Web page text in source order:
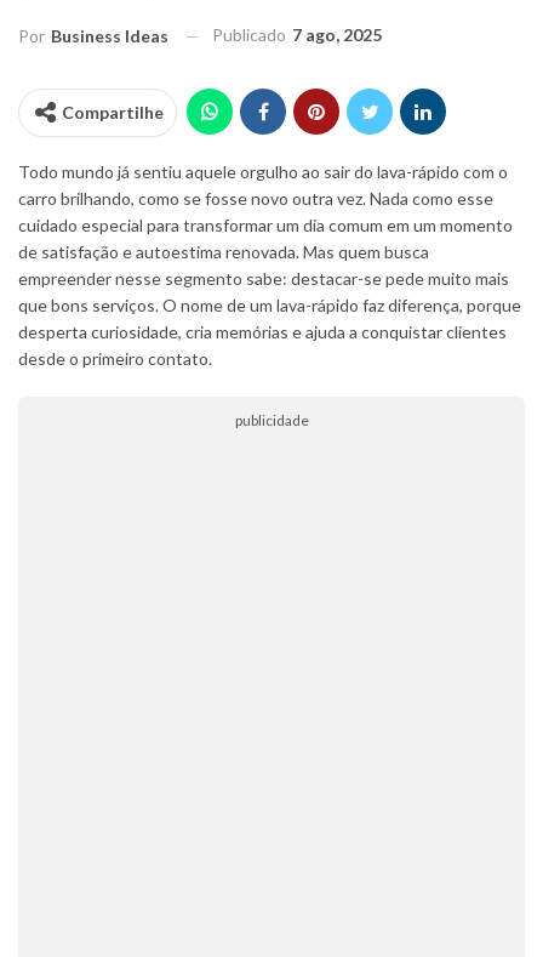
Por Business Ideas Publicado 7 ago, 2025
Compartilhe
Todo mundo já sentiu aquele orgulho ao sair do lava-rápido com o
carro brilhando, como se fosse novo outra vez. Nada como esse
cuidado especial para transformar um dia comum em um momento
de satisfação e autoestima renovada. Mas quem busca
empreender nesse segmento sabe: destacar-se pede muito mais
que bons serviços. O nome de um lava-rápido faz diferença, porque
desperta curiosidade, cria memórias e ajuda a conquistar clientes
desde o primeiro contato.
publicidade